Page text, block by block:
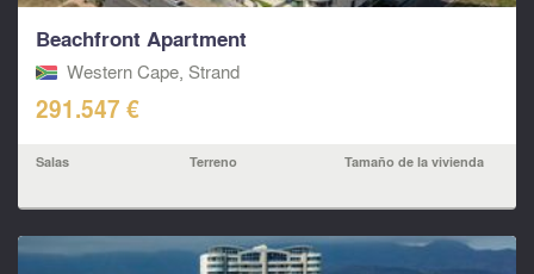
Beachfront Apartment
Western Cape, Strand
291.547 €
Salas Terreno Tamaño de la vivienda